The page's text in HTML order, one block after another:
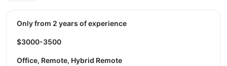
Only from 2 years of experience
$3000-3500
Office, Remote, Hybrid Remote